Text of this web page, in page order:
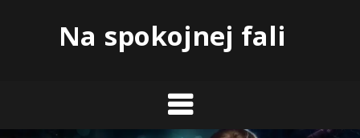
Na spokojnej fali